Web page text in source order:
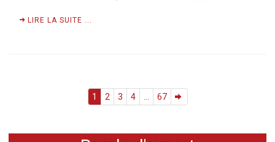
LIRE LA SUITE ...
1 2 3 4 67